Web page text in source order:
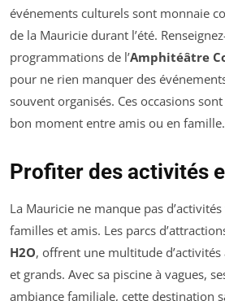
événements culturels sont monnaie
de la Mauricie durant l’été.
programmations de l’Amphitéâtre
pour ne rien manquer des
souvent organisés. Ces occasions
bon moment entre amis ou en famille.
Profiter des activités
La Mauricie ne manque pas
familles et amis. Les parcs
H2O, offrent une multitude
et grands. Avec sa piscine à vagues,
ambiance familiale, cette destination